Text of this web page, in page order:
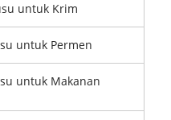
untuk Krim
untuk Permen
untuk Makanan